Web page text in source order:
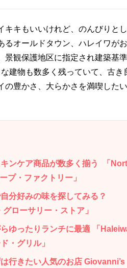
キもいいけれど、のんびりと
るオールドタウン、ハレイワが
観保護地区に指定され建築基
建物も数多く残っていて、古き
豊かさ、大らかさを満喫したい
ンケア商品が数多く揃う 「
プ・ファクトリー」
分好みの味を探してみる？
ローサリー・ストア」
ゆったりランチに最適 「
・グリル」
行きたい人気のお店 Giovanni’s